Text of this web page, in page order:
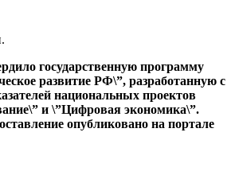
государственную программу
развитие РФ\”, разработанную с
национальных проектов
и \”Цифровая экономика\”.
опубликовано на портале